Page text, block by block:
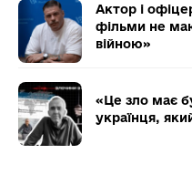
Актор і
фільми не
війною»
«Це зло має
українця,